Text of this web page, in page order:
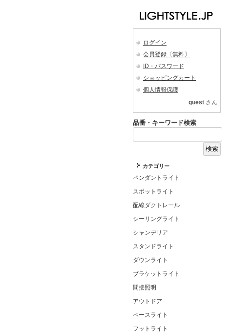
ログイン
会員登録〔無料〕
ID・パスワード
ショッピングカート
個人情報保護
guest さん
品番・キーワード検索
カテゴリー
ペンダントライト
スポットライト
配線ダクトレール
シーリングライト
シャンデリア
スタンドライト
ダウンライト
ブラケットライト
間接照明
アウトドア
ベースライト
フットライト